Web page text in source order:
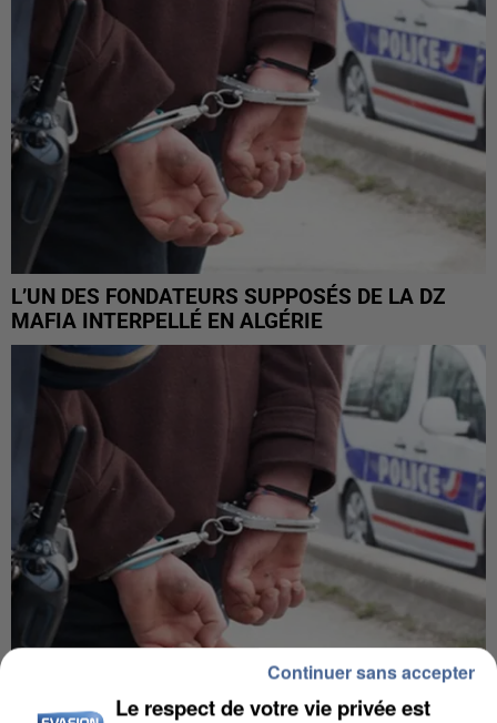
L’UN DES FONDATEURS SUPPOSÉS DE LA DZ
MAFIA INTERPELLÉ EN ALGÉRIE
Le respect de votre vie privée est
Continuer sans accepter